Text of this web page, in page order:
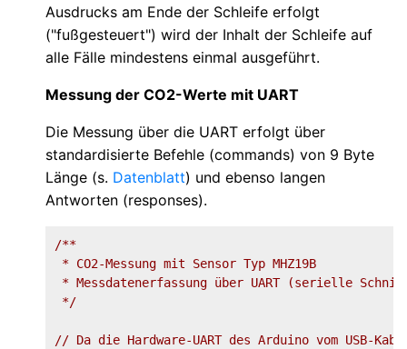
Ausdrucks am Ende der Schleife erfolgt
("fußgesteuert") wird der Inhalt der Schleife auf
alle Fälle mindestens einmal ausgeführt.
Messung der CO2-Werte mit UART
Die Messung über die UART erfolgt über
standardisierte Befehle (commands) von 9 Byte
Länge (s. Datenblatt) und ebenso langen
Antworten (responses).
/**
* CO2-Messung mit Sensor Typ MHZ19B
* Messdatenerfassung über UART (serielle
*/
// Da die Hardware-UART des Arduino vom USB-